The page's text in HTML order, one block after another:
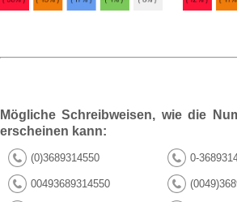
Mögliche Schreibweisen, wie die
erscheinen kann:
(0)3689314550 0-
00493689314550